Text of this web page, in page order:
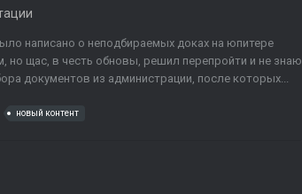
написано о неподбираемых доках на юпитере
но щас, в честь обновы, решил перепройти и не знаю
документов из администрации, после которых...
новый контент